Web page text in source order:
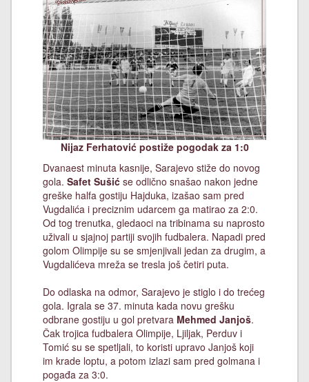
Nijaz Ferhatović postiže pogodak za 1:0
Dvanaest minuta kasnije, Sarajevo stiže do novog
gola. Safet Sušić se odlično snašao nakon jedne
greške halfa gostiju Hajduka, izašao sam pred
Vugdalića i preciznim udarcem ga matirao za 2:0.
Od tog trenutka, gledaoci na tribinama su naprosto
uživali u sjajnoj partiji svojih fudbalera. Napadi pred
golom Olimpije su se smjenjivali jedan za drugim, a
Vugdalićeva mreža se tresla još četiri puta.
Do odlaska na odmor, Sarajevo je stiglo i do trećeg
gola. Igrala se 37. minuta kada novu grešku
odbrane gostiju u gol pretvara Mehmed Janjoš.
Čak trojica fudbalera Olimpije, Ljiljak, Perduv i
Tomić su se spetljali, to koristi upravo Janjoš koji
im krade loptu, a potom izlazi sam pred golmana i
pogađa za 3:0.